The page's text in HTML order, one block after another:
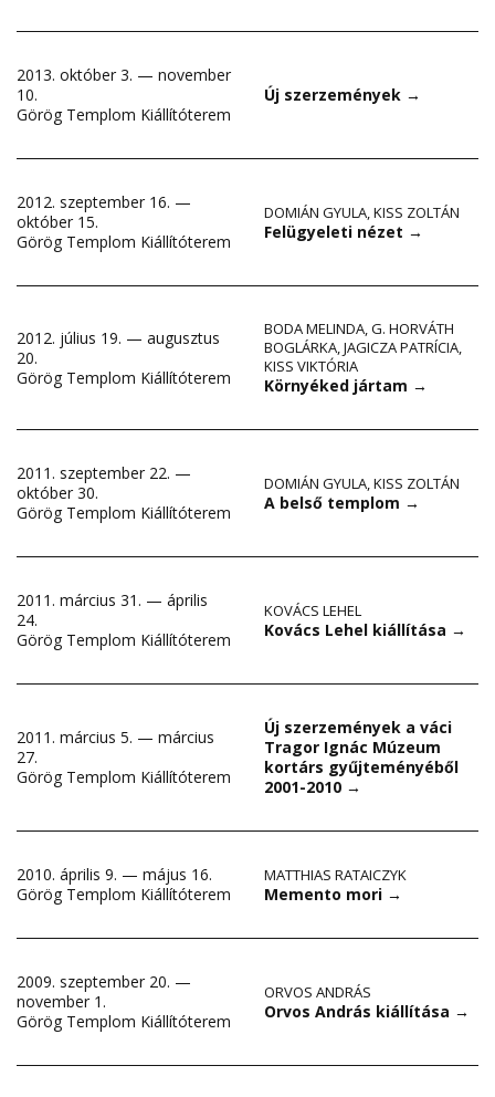
2013. október 3. — november
10.
Görög Templom Kiállítóterem
Új szerzemények →
2012. szeptember 16. —
október 15.
Görög Templom Kiállítóterem
DOMIÁN GYULA,KISS ZOLTÁN
Felügyeleti nézet →
2012. július 19. — augusztus
20.
Görög Templom Kiállítóterem
BODA MELINDA,G. HORVÁTH
BOGLÁRKA,JAGICZA PATRÍCIA,
KISS VIKTÓRIA
Környéked jártam →
2011. szeptember 22. —
október 30.
Görög Templom Kiállítóterem
DOMIÁN GYULA,KISS ZOLTÁN
A belső templom →
2011. március 31. — április
24.
Görög Templom Kiállítóterem
KOVÁCS LEHEL
Kovács Lehel kiállítása →
2011. március 5. — március
27.
Görög Templom Kiállítóterem
Új szerzemények a váci
Tragor Ignác Múzeum
kortárs gyűjteményéből
2001-2010 →
2010. április 9. — május 16.
Görög Templom Kiállítóterem
MATTHIAS RATAICZYK
Memento mori →
2009. szeptember 20. —
november 1.
Görög Templom Kiállítóterem
ORVOS ANDRÁS
Orvos András kiállítása →